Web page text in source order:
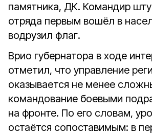
памятника, ДК. Командир
отряда первым вошёл в
водрузил флаг.
Врио губернатора в ходе
отметил, что управление
оказывается не менее
командование боевыми
на фронте. По его словам,
остаётся сопоставимым: в